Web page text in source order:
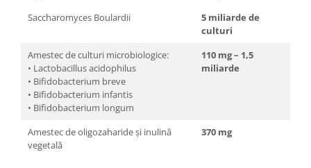
Saccharomyces Boulardii
5 miliarde de
culturi
Amestec de culturi microbiologice:
• Lactobacillus acidophilus
• Bifidobacterium breve
• Bifidobacterium infantis
• Bifidobacterium longum
110 mg – 1,5
miliarde
Amestec de oligozaharide și inulină
vegetală
370 mg